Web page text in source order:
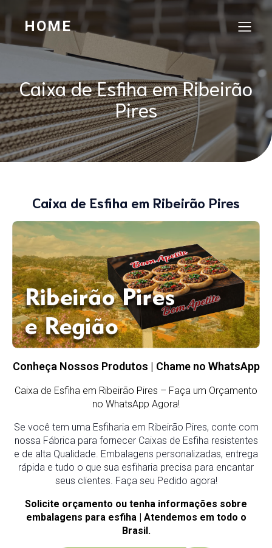
HOME
Caixa de Esfiha em Ribeirão
Pires
Caixa de Esfiha em Ribeirão Pires
Conheça Nossos Produtos | Chame no WhatsApp
Caixa de Esfiha em Ribeirão Pires – Faça um Orçamento
no WhatsApp Agora!
Se você tem uma Esfiharia em Ribeirão Pires, conte com
nossa Fábrica para fornecer Caixas de Esfiha resistentes
e de alta Qualidade. Embalagens personalizadas, entrega
rápida e tudo o que sua esfiharia precisa para encantar
seus clientes. Faça seu Pedido agora!
Solicite orçamento ou tenha informações sobre
embalagens para esfiha | Atendemos em todo o
Brasil.